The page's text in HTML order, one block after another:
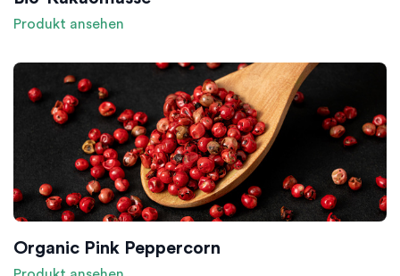
Produkt ansehen
Organic Pink Peppercorn